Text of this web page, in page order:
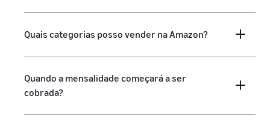
Quais categorias posso vender na Amazon?
Quando a mensalidade começará a ser
cobrada?